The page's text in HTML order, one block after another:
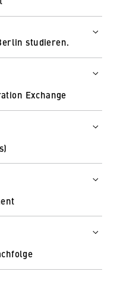
studieren.
Exchange